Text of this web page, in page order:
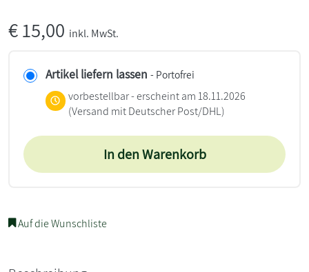
€15,00 inkl. MwSt.
Artikel liefern lassen - Portofrei
vorbestellbar - erscheint am 18.11.2026
(Versand mit Deutscher Post/DHL)
In den Warenkorb
Auf die Wunschliste